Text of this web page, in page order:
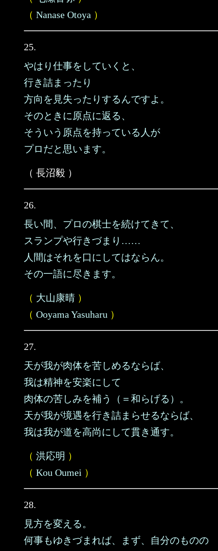
（ Nanase Otoya ）
25.
やはり仕事をしていくと、
行き詰まったり
方向を見失ったりするんですよ。
そのときに原点に返る、
そういう原点を持っている人が
プロだと思います。
（ 長沼毅 ）
26.
長い間、プロの棋士を続けてきて、
スランプや行きづまり……
人間はそれを口にしてはならん。
その一語に尽きます。
（ 大山康晴 ）
（ Ooyama Yasuharu ）
27.
天が我が肉体を苦しめるならば、
我は精神を安楽にして
肉体の苦しみを補う（＝和らげる）。
天が我が境遇を行き詰まらせるならば、
我は我が道を高尚にして貫き通す。
（ 洪応明 ）
（ Kou Oumei ）
28.
見方を変える。
何事もゆきづまれば、まず、自分のものの